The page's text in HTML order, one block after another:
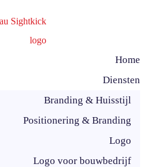
Home
Diensten
Branding & Huisstijl
Positionering & Branding
Logo
Logo voor bouwbedrijf